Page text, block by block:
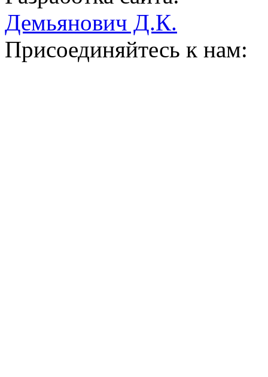
Демьянович Д.К.
Присоединяйтесь к нам: